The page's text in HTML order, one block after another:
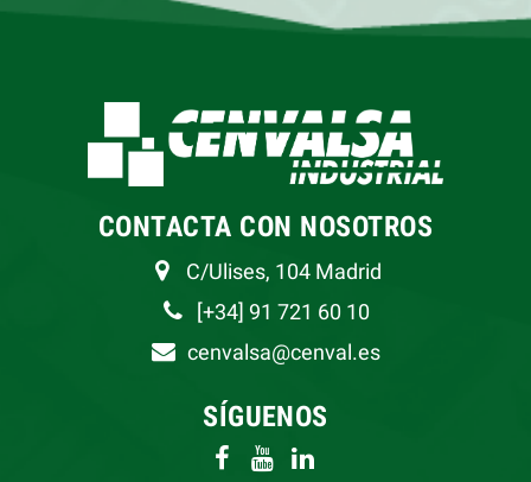
CONTACTA CON NOSOTROS
C/Ulises, 104 Madrid
[+34] 91 721 60 10
cenvalsa@cenval.es
SÍGUENOS